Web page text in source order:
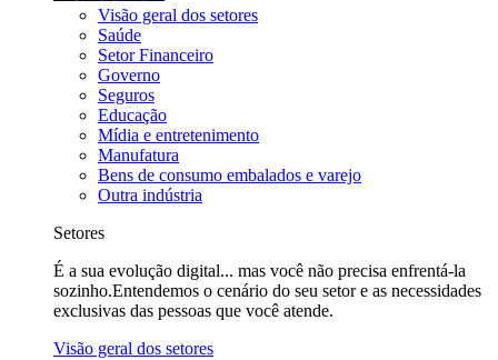
Visão geral dos setores
Saúde
Setor Financeiro
Governo
Seguros
Educação
Mídia e entretenimento
Manufatura
Bens de consumo embalados e varejo
Outra indústria
Setores
É a sua evolução digital... mas você não precisa enfrentá-la
sozinho.Entendemos o cenário do seu setor e as necessidades
exclusivas das pessoas que você atende.
Visão geral dos setores